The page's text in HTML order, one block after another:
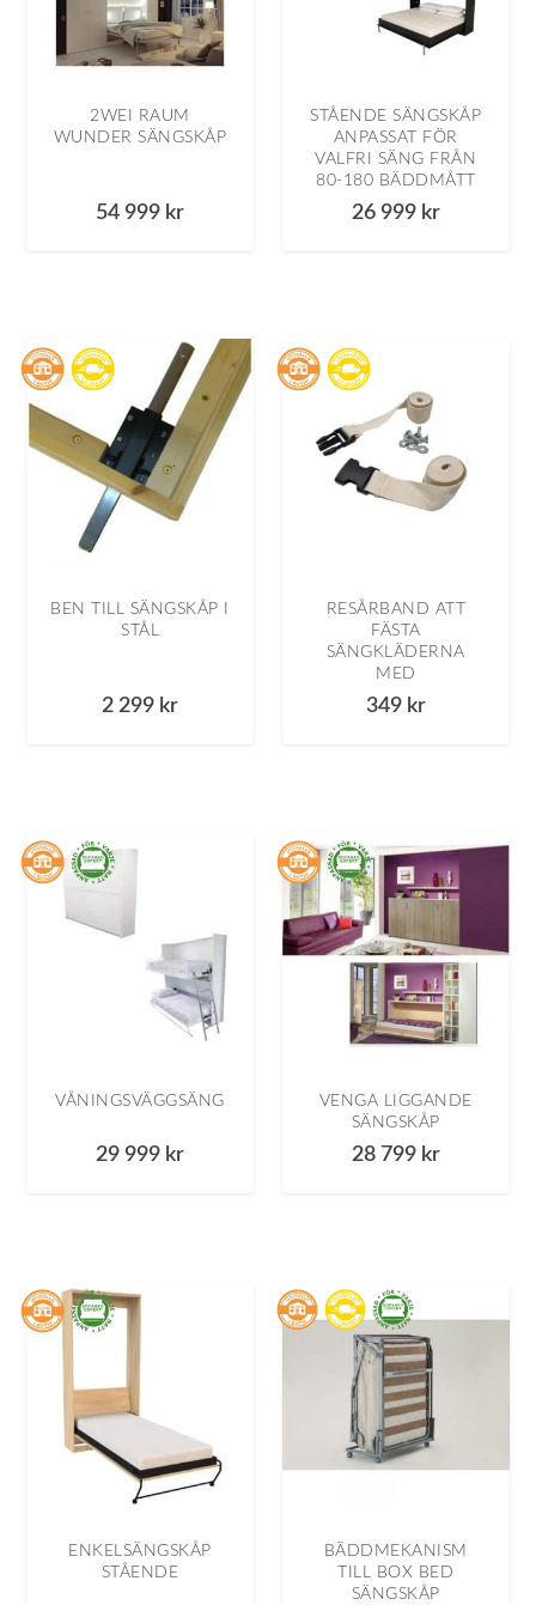
2WEI RAUM
WUNDER SÄNGSKÅP
54 999 kr
STÅENDE SÄNGSKÅP
ANPASSAT FÖR
VALFRI SÄNG FRÅN
80-180 BÄDDMÅTT
26 999 kr
BEN TILL SÄNGSKÅP I
STÅL
2 299 kr
RESÅRBAND ATT
FÄSTA
SÄNGKLÄDERNA
MED
349 kr
VÅNINGSVÄGGSÄNG
29 999 kr
VENGA LIGGANDE
SÄNGSKÅP
28 799 kr
ENKELSÄNGSKÅP
STÅENDE
BÄDDMEKANISM
TILL BOX BED
SÄNGSKÅP